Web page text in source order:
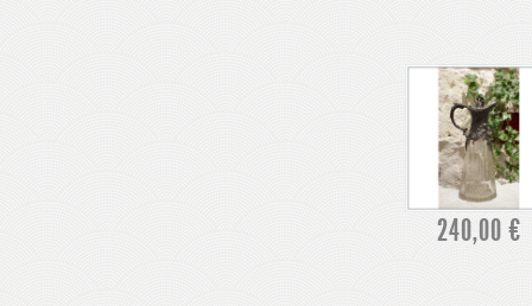
240,00 €